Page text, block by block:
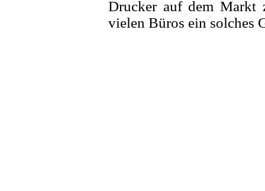
Drucker auf dem Markt
vielen Büros ein solches